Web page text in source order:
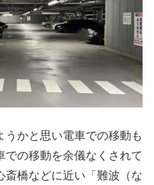
かと思い電車での移動も
の移動を余儀なくされて
斎橋などに近い「難波（な